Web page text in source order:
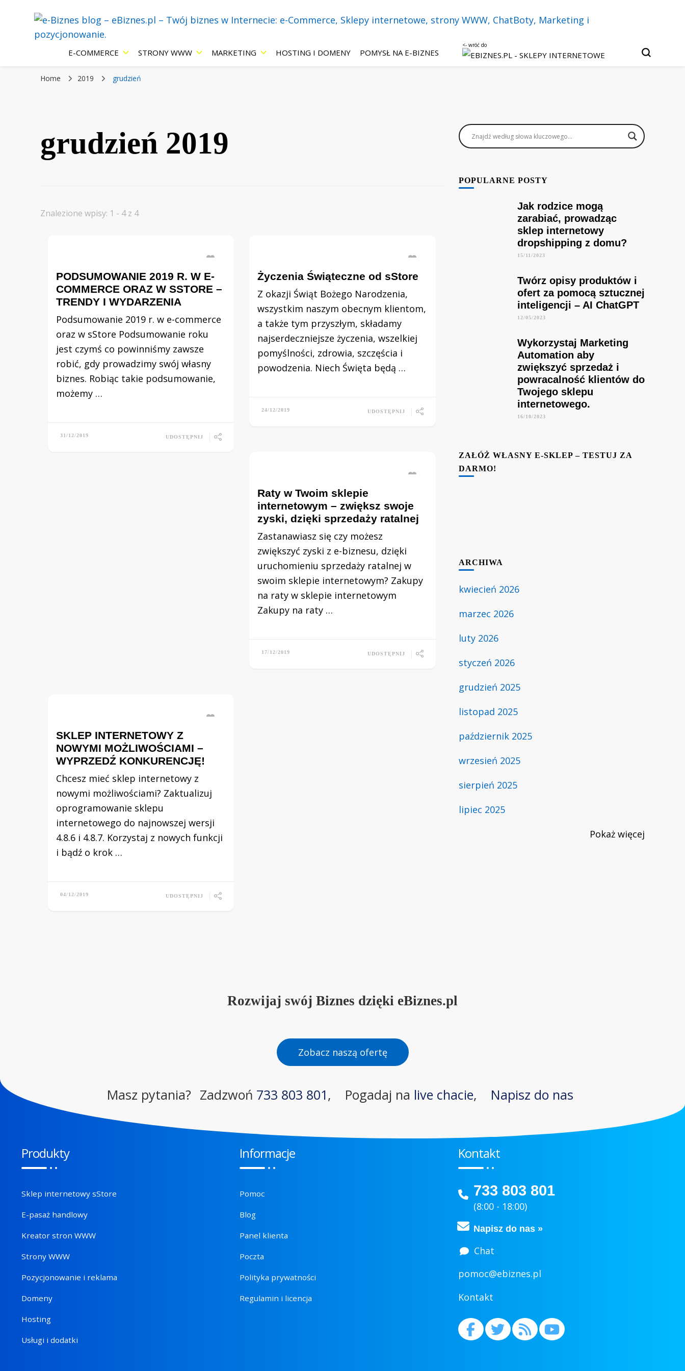
e-Biznes blog – eBiznes.pl – Twój biznes w
strony WWW, ChatBoty, Marketing i
pozycjonowanie.
Blog eBiznes.pl – wszystko o prowadzenie biznesu w Internecie! Wszystko o: sklepach internetowych, stronach WWW, marketingu, czatbotach i sztucznej inteligencji.
E-COMMERCE STRONY WWW MARKETING HOSTING I DOMENY POMYSŁ NA E-BIZNES
Home 2019 grudzień
grudzień 2019
Znalezione wpisy: 1 - 4 z 4
PODSUMOWANIE 2019 R. W E-
COMMERCE ORAZ W SSTORE –
TRENDY I WYDARZENIA
Podsumowanie 2019 r. w e-commerce
oraz w sStore Podsumowanie roku
jest czymś co powinniśmy zawsze
robić, gdy prowadzimy swój własny
biznes. Robiąc takie podsumowanie,
możemy …
31/12/2019 UDOSTĘPNIJ
Życzenia Świąteczne od sStore
Z okazji Świąt Bożego Narodzenia,
wszystkim naszym obecnym klientom,
a także tym przyszłym, składamy
najserdeczniejsze życzenia, wszelkiej
pomyślności, zdrowia, szczęścia i
powodzenia. Niech Święta będą …
24/12/2019 UDOSTĘPNIJ
Raty w Twoim sklepie
internetowym – zwiększ swoje
zyski, dzięki sprzedaży ratalnej
Zastanawiasz się czy możesz
zwiększyć zyski z e-biznesu, dzięki
uruchomieniu sprzedaży ratalnej w
swoim sklepie internetowym? Zakupy
na raty w sklepie internetowym
Zakupy na raty …
17/12/2019 UDOSTĘPNIJ
SKLEP INTERNETOWY Z
NOWYMI MOŻLIWOŚCIAMI –
WYPRZEDŹ KONKURENCJĘ!
Chcesz mieć sklep internetowy z
nowymi możliwościami? Zaktualizuj
oprogramowanie sklepu
internetowego do najnowszej wersji
4.8.6 i 4.8.7. Korzystaj z nowych funkcji
i bądź o krok …
04/12/2019 UDOSTĘPNIJ
POPULARNE POSTY
Jak rodzice mogą
zarabiać, prowadząc
sklep internetowy
dropshipping z domu?
15/11/2023
Twórz opisy produktów i
ofert za pomocą sztucznej
inteligencji – AI ChatGPT
12/05/2023
Wykorzystaj Marketing
Automation aby
zwiększyć sprzedaż i
powracalność klientów do
Twojego sklepu
internetowego.
16/10/2023
ZAŁÓŻ WŁASNY E-SKLEP – TESTUJ ZA
DARMO!
ARCHIWA
kwiecień 2026
marzec 2026
luty 2026
styczeń 2026
grudzień 2025
listopad 2025
październik 2025
wrzesień 2025
sierpień 2025
lipiec 2025
Pokaż więcej
Rozwijaj swój Biznes dzięki eBiznes.pl
Zobacz naszą ofertę
Masz pytania? Zadzwoń 733 803 801, Pogadaj na live chacie, Napisz do nas
Produkty
Sklep internetowy sStore
E-pasaż handlowy
Kreator stron WWW
Strony WWW
Pozycjonowanie i reklama
Domeny
Hosting
Usługi i dodatki
Informacje
Pomoc
Blog
Panel klienta
Poczta
Polityka prywatności
Regulamin i licencja
Kontakt
733 803 801
(8:00 - 18:00)
Napisz do nas »
Chat
pomoc@ebiznes.pl
Kontakt